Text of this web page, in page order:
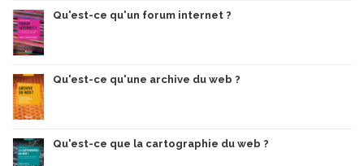
Qu'est-ce qu'un forum internet ?
Qu'est-ce qu'une archive du web ?
Qu'est-ce que la cartographie du web ?